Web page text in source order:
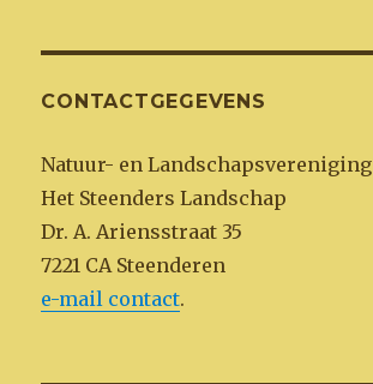
CONTACTGEGEVENS
Natuur- en Landschapsvereniging
Het Steenders Landschap
Dr. A. Ariensstraat 35
7221 CA Steenderen
e-mail contact.